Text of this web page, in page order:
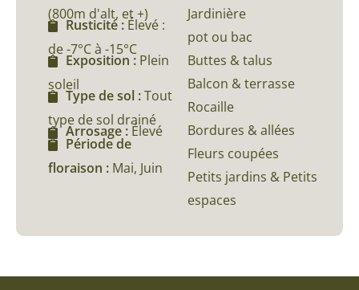
(800m d'alt, et +)
Rusticité : Élevé :
de -7°C à -15°C
Exposition : Plein
soleil
Type de sol :Tout
type de sol drainé
Arrosage : Élevé
Période de
floraison : Mai, Juin
Jardinière
pot ou bac
Buttes & talus
Balcon & terrasse
Rocaille
Bordures & allées
Fleurs coupées
Petits jardins & Petits
espaces